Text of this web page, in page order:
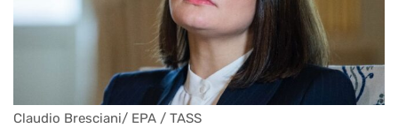
Claudio Bresciani/ EPA / TASS